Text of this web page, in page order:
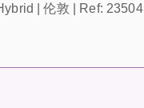
| 伦敦 | Ref: 23504